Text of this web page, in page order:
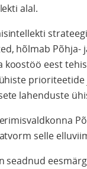
alal.
hõlmab Põhja-
koostöö eest
prioriteetide
lahenduste
selle
seadnud